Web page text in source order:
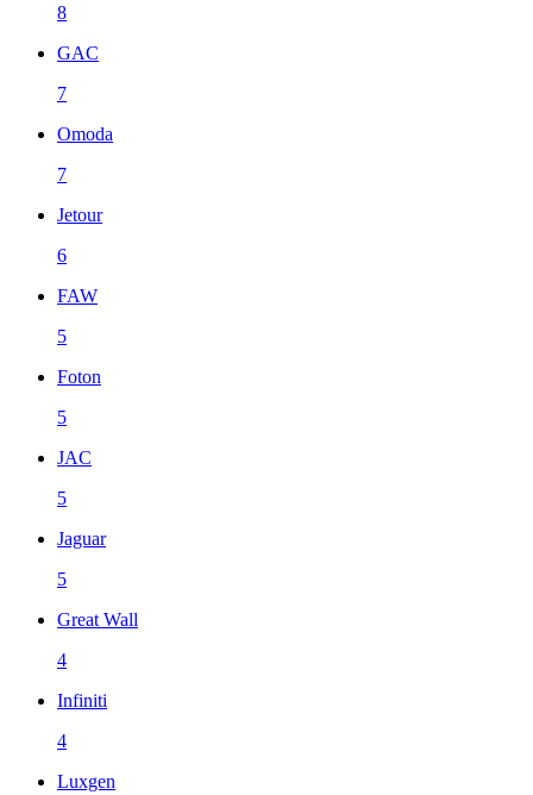
8
GAC
7
Omoda
7
Jetour
6
FAW
5
Foton
5
JAC
5
Jaguar
5
Great Wall
4
Infiniti
4
Luxgen